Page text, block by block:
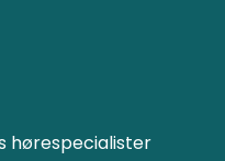
hørespecialister